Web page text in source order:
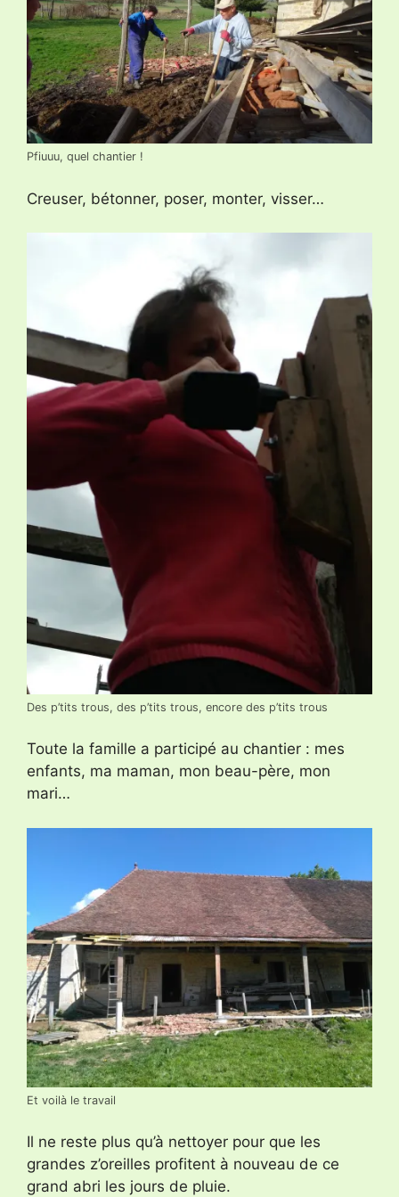
Pfiuuu, quel chantier !
Creuser, bétonner, poser, monter, visser…
Des p’tits trous, des p’tits trous, encore des p’tits trous
Toute la famille a participé au chantier : mes
enfants, ma maman, mon beau-père, mon
mari…
Et voilà le travail
Il ne reste plus qu’à nettoyer pour que les
grandes z’oreilles profitent à nouveau de ce
grand abri les jours de pluie.